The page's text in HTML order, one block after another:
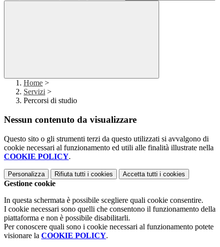
Home >
Servizi >
Percorsi di studio
Nessun contenuto da visualizzare
Questo sito o gli strumenti terzi da questo utilizzati si avvalgono di
cookie necessari al funzionamento ed utili alle finalità illustrate nella
COOKIE POLICY.
Personalizza Rifiuta tutti i cookies Accetta tutti i cookies
Gestione cookie
In questa schermata è possibile scegliere quali cookie consentire.
I cookie necessari sono quelli che consentono il funzionamento della
piattaforma e non è possibile disabilitarli.
Per conoscere quali sono i cookie necessari al funzionamento potete
visionare la COOKIE POLICY.